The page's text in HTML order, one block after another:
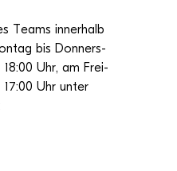
Teams inner­halb
bis Don­ners­
Uhr, am Frei­
Uhr unter